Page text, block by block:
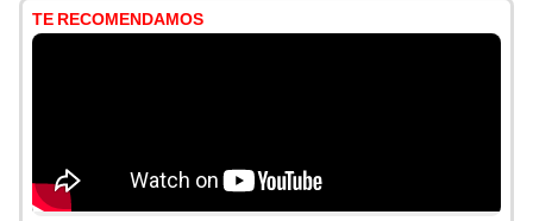
TE RECOMENDAMOS